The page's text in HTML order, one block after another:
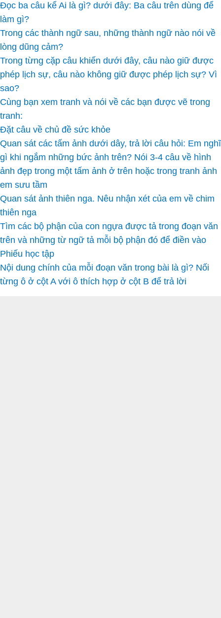
Đọc ba câu kể Ai là gì? dưới đây: Ba câu trên dùng để
làm gì?
Trong các thành ngữ sau, những thành ngữ nào nói về
lòng dũng cảm?
Trong từng cặp câu khiến dưới đây, câu nào giữ được
phép lịch sự, câu nào không giữ được phép lịch sự? Vì
sao?
Cùng bạn xem tranh và nói về các bạn được vẽ trong
tranh:
Đặt câu về chủ đề sức khỏe
Quan sát các tấm ảnh dưới dây, trả lời câu hỏi: Em nghĩ
gì khi ngắm những bức ảnh trên? Nói 3-4 câu về hình
ảnh đẹp trong một tấm ảnh ở trên hoặc trong tranh ảnh
em sưu tầm
Quan sát ảnh thiên nga. Nêu nhận xét của em về chim
thiên nga
Tìm các bộ phận của con ngựa được tả trong đoạn văn
trên và những từ ngữ tả mỗi bộ phận đó để điền vào
Phiếu học tập
Nội dung chính của mỗi đoạn văn trong bài là gì? Nối
từng ô ở cột A với ô thích hợp ở cột B để trả lời